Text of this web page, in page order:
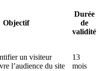
Objectif
Durée
de
validité
un visiteur
l’audience du site
13
mois